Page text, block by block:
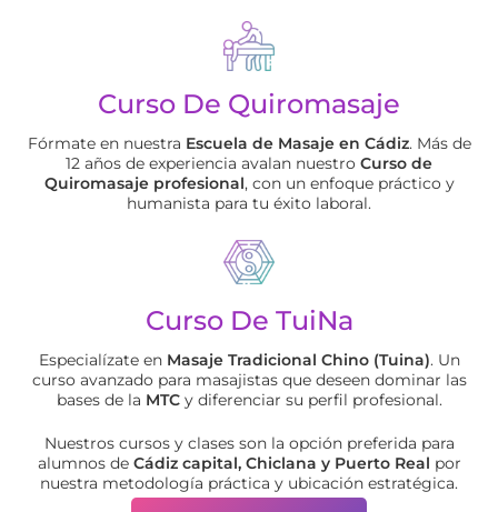
Curso De Quiromasaje
Fórmate en nuestra Escuela de Masaje en Cádiz. Más de
12 años de experiencia avalan nuestro Curso de
Quiromasaje profesional, con un enfoque práctico y
humanista para tu éxito laboral.
Curso De TuiNa
Especialízate en Masaje Tradicional Chino (Tuina). Un
curso avanzado para masajistas que deseen dominar las
bases de la MTCy diferenciar su perfil profesional.
Nuestros cursos y clases son la opción preferida para
alumnos de Cádiz capital, Chiclana y Puerto Real por
nuestra metodología práctica y ubicación estratégica.